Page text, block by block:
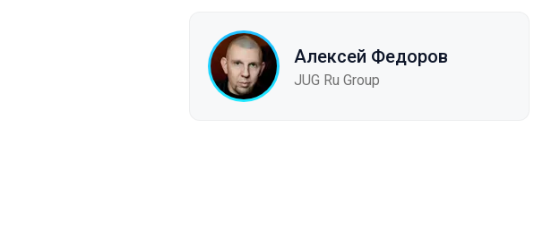
Алексей Федоров
JUG Ru Group